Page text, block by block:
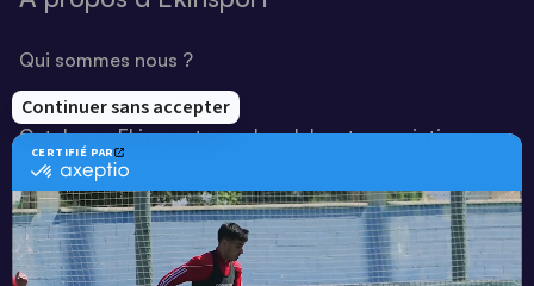
Qui sommes nous ?
Notre savoir-faire
Catalogue Ekinsport pour les clubs et associations
Catalogue running Ekinsport
Blog
Une société de :